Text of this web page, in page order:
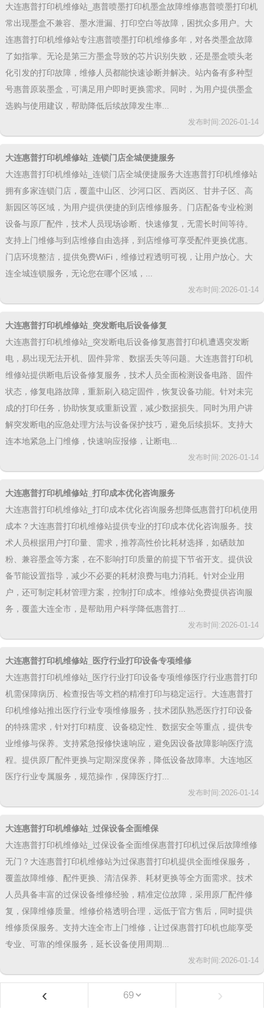
大连惠普打印机维修站_惠普喷墨打印机墨盒故障维修惠普喷墨打印机
常出现墨盒不兼容、墨水泄漏、打印空白等故障，困扰众多用户。大
连惠普打印机维修站专注惠普喷墨打印机维修多年，对各类墨盒故障
了如指掌。无论是第三方墨盒导致的芯片识别失败，还是墨盒喷头老
化引发的打印故障，维修人员都能快速诊断并解决。站内备有多种型
号惠普原装墨盒，可满足用户即时更换需求。同时，为用户提供墨盒
选购与使用建议，帮助降低后续故障发生率...
发布时间:2026-01-14
大连惠普打印机维修站_连锁门店全城便捷服务
大连惠普打印机维修站_连锁门店全城便捷服务大连惠普打印机维修站
拥有多家连锁门店，覆盖中山区、沙河口区、西岗区、甘井子区、高
新园区等区域，为用户提供便捷的到店维修服务。门店配备专业检测
设备与原厂配件，技术人员现场诊断、快速修复，无需长时间等待。
支持上门维修与到店维修自由选择，到店维修可享受配件更换优惠。
门店环境整洁，提供免费WiFi，维修过程透明可视，让用户放心。大
连全城连锁服务，无论您在哪个区域，...
发布时间:2026-01-14
大连惠普打印机维修站_突发断电后设备修复
大连惠普打印机维修站_突发断电后设备修复惠普打印机遭遇突发断
电，易出现无法开机、固件异常、数据丢失等问题。大连惠普打印机
维修站提供断电后设备修复服务，技术人员全面检测设备电路、固件
状态，修复电路故障，重新刷入稳定固件，恢复设备功能。针对未完
成的打印任务，协助恢复或重新设置，减少数据损失。同时为用户讲
解突发断电的应急处理方法与设备保护技巧，避免后续损坏。支持大
连本地紧急上门维修，快速响应报修，让断电...
发布时间:2026-01-14
大连惠普打印机维修站_打印成本优化咨询服务
大连惠普打印机维修站_打印成本优化咨询服务想降低惠普打印机使用
成本？大连惠普打印机维修站提供专业的打印成本优化咨询服务。技
术人员根据用户打印量、需求，推荐高性价比耗材选择，如硒鼓加
粉、兼容墨盒等方案，在不影响打印质量的前提下节省开支。提供设
备节能设置指导，减少不必要的耗材浪费与电力消耗。针对企业用
户，还可制定耗材管理方案，控制打印成本。维修站免费提供咨询服
务，覆盖大连全市，是帮助用户科学降低惠普打...
发布时间:2026-01-14
大连惠普打印机维修站_医疗行业打印设备专项维修
大连惠普打印机维修站_医疗行业打印设备专项维修医疗行业惠普打印
机需保障病历、检查报告等文档的精准打印与稳定运行。大连惠普打
印机维修站推出医疗行业专项维修服务，技术团队熟悉医疗打印设备
的特殊需求，针对打印精度、设备稳定性、数据安全等重点，提供专
业维修与保养。支持紧急报修快速响应，避免因设备故障影响医疗流
程。提供原厂配件更换与定期深度保养，降低设备故障率。大连地区
医疗行业专属服务，规范操作，保障医疗打...
发布时间:2026-01-14
大连惠普打印机维修站_过保设备全面维保
大连惠普打印机维修站_过保设备全面维保惠普打印机过保后故障维修
无门？大连惠普打印机维修站为过保惠普打印机提供全面维保服务，
覆盖故障维修、配件更换、清洁保养、耗材更换等全方面需求。技术
人员具备丰富的过保设备维修经验，精准定位故障，采用原厂配件修
复，保障维修质量。维修价格透明合理，远低于官方售后，同时提供
维修质保服务。支持大连全市上门维修，让过保惠普打印机也能享受
专业、可靠的维保服务，延长设备使用周期...
发布时间:2026-01-14
‹ ›